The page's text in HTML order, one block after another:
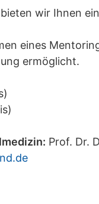
wir Ihnen
eines
ermöglicht.
Prof. Dr.